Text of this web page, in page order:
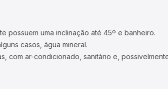
possuem uma inclinação até 45º e banheiro.
casos, água mineral.
com ar-condicionado, sanitário e,